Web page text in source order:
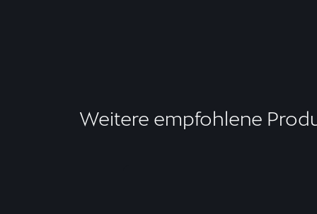
Weitere empfohlene